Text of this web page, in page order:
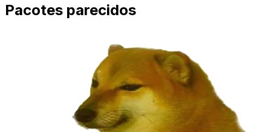
Pacotes parecidos